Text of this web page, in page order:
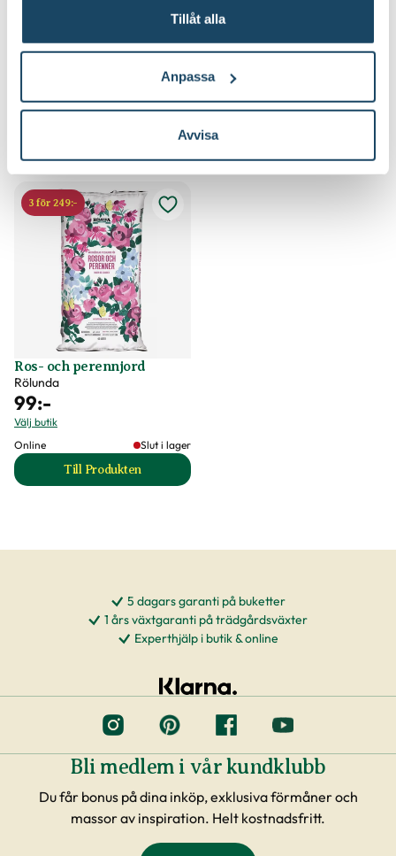
Tillåt alla
Anpassa
Avvisa
perennjord
Hasselfors Garden
Välj butik
Binab t Nyttosvamp
199:-
3 för 249:-
Ros- och perennjord
Rölunda
99:-
Välj butik
Online
Slut i lager
Till Produkten
till Ros- och perennjord produktsida
5 dagars garanti på buketter
1 års växtgaranti på trädgårdsväxter
Experthjälp i butik & online
Bli medlem i vår kundklubb
Du får bonus på dina inköp, exklusiva förmåner och
massor av inspiration. Helt kostnadsfritt.